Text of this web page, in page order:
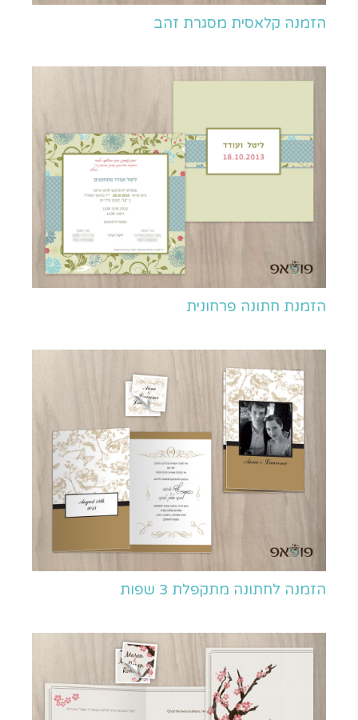
הזמנה קלאסית מסגרת זהב
הזמנת חתונה פרחונית
הזמנה לחתונה מתקפלת 3 שפות